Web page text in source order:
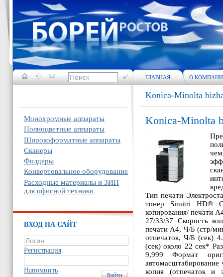
Монохромные аппараты
Полноцветные аппараты
Широкоформатные аппараты
Сканеры
Фолдеры
Конвертовальное оборудование
Расходные материалы и ЗИП
для офисной техники
ВХОД НА САЙТ
Регистрация
Напомнить
ГЛАВНАЯ О
Konica-Minolta
Konica-Minolta
Тип печати
тонер Simitri HD®
копирования/ печати
27/33/37 Скорость
печати A4, Ч/Б (стр/
отпечаток, Ч/Б (сек)
(сек) около 22 сек*
9,999 Формат
копия (отпечаток и